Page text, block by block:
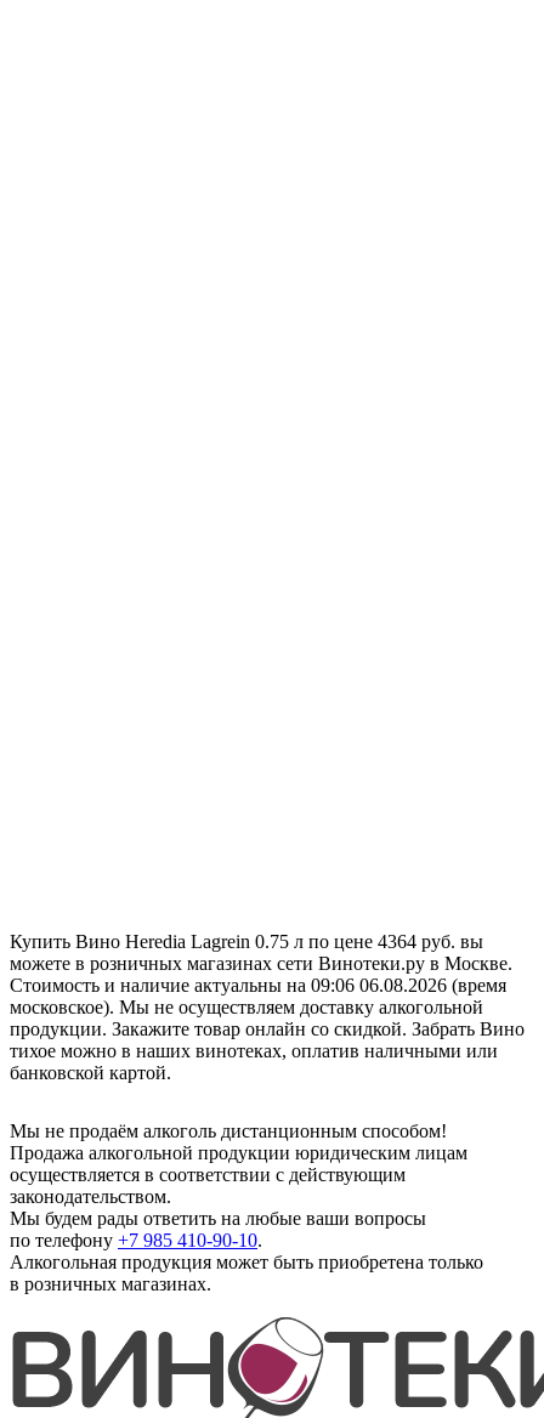
Купить Вино Heredia Lagrein 0.75 л по цене 4364 руб. вы
можете в розничных магазинах сети Винотеки.ру в Москве.
Стоимость и наличие актуальны на 09:06 06.08.2026 (время
московское). Мы не осуществляем доставку алкогольной
продукции. Закажите товар онлайн со скидкой. Забрать Вино
тихое можно в наших винотеках, оплатив наличными или
банковской картой.
Мы не продаём алкоголь дистанционным способом!
Продажа алкогольной продукции юридическим лицам
осуществляется в соответствии с действующим
законодательством.
Мы будем рады ответить на любые ваши вопросы
по телефону +7 985 410-90-10.
Алкогольная продукция может быть приобретена только
в розничных магазинах.